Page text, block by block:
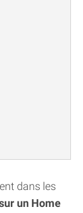
dans les
un Home